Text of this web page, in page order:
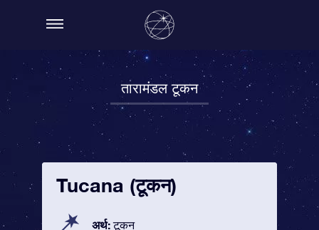
तारामंडल टूकन
Tucana (टूकन)
अर्थ:टूकन